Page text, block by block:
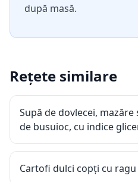
după masă.
Rețete similare
Supă de dovlecei,
de busuioc, cu indice
Cartofi dulci copți cu